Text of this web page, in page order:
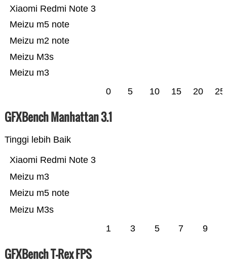
Meizu m3
Meizu M3s
Meizu m2 note
Meizu m5 note
Xiaomi Redmi Note 3
0 5 10 15 20 25
GFXBench Manhattan 3.1
Tinggi lebih Baik
Meizu M3s
Meizu m5 note
Meizu m3
Xiaomi Redmi Note 3
1 3 5 7 9
GFXBench T-Rex FPS